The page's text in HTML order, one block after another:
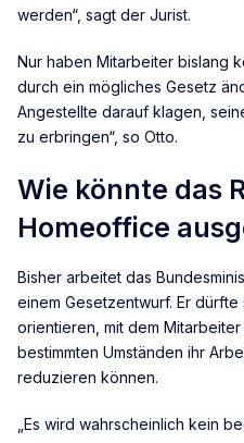
werden“, sagt der Jurist.
Nur haben Mitarbeiter bislang
durch ein mögliches Gesetz
Angestellte darauf klagen,
zu erbringen“, so Otto.
Wie könnte das
Homeoffice
Bisher arbeitet das
einem Gesetzentwurf. Er
orientieren, mit dem
bestimmten Umständen ihr
reduzieren können.
„Es wird wahrscheinlich kein